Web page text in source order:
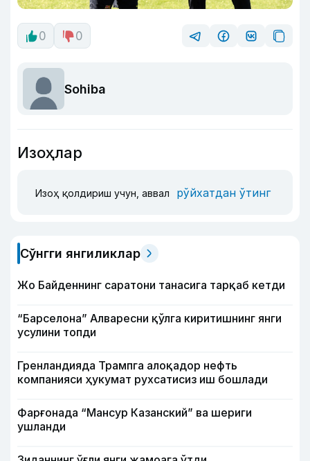
0 0
Sohiba
Изоҳлар
Изоҳ қолдириш учун, аввал рўйхатдан ўтинг
Сўнгги янгиликлар
Жо Байденнинг саратони танасига тарқаб кетди
“Барселона” Алваресни қўлга киритишнинг янги
усулини топди
Гренландияда Трампга алоқадор нефть
компанияси ҳукумат рухсатисиз иш бошлади
Фарғонада “Мансур Казанский” ва шериги
ушланди